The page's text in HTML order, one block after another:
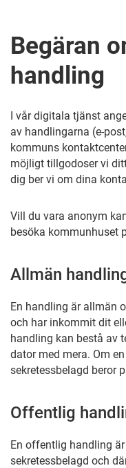
Begäran
handling
I vår digitala tjänst
av handlingarna (e-
kommuns
möjligt tillgodoser vi
dig ber vi om dina
Vill du vara anonym
besöka kommunhuset
Allmän
En handling är allmän
och har inkommit dit
handling kan bestå av
dator med mera. Om
sekretessbelagd beror
Offentlig
En offentlig handling
sekretessbelagd och